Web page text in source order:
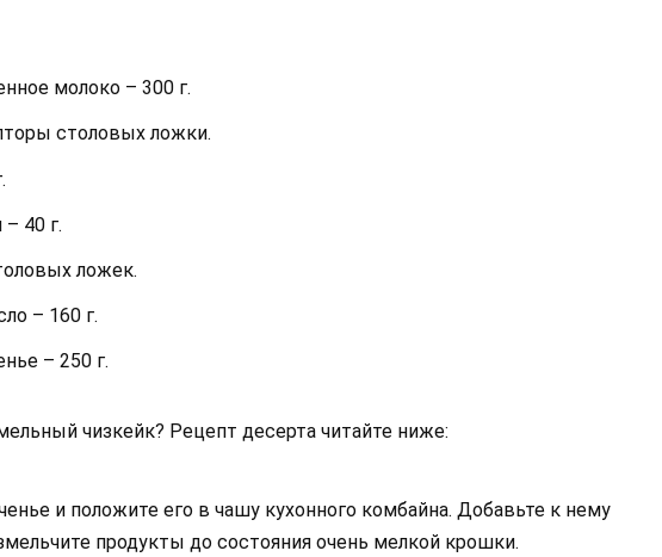
молоко – 300 г.
столовых ложки.
– 40 г.
ложек.
– 160 г.
– 250 г.
чизкейк? Рецепт десерта читайте ниже:
и положите его в чашу кухонного комбайна. Добавьте к нему
продукты до состояния очень мелкой крошки.